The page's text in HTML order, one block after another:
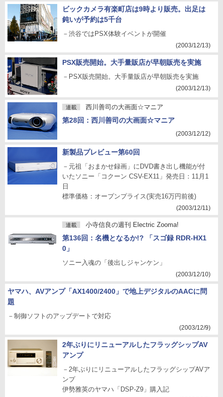
ビックカメラ有楽町店は9時より販売。出足は
鈍いが予約は5千台
－渋谷ではPSX体験イベントが開催
(2003/12/13)
PSX販売開始。大手量販店が早朝販売を実施
－PSX販売開始。大手量販店が早朝販売を実施
(2003/12/13)
連載 西川善司の大画面☆マニア
第28回：西川善司の大画面☆マニア
(2003/12/12)
新製品プレビュー第60回
－元祖「おまかせ録画」にDVD書き出し機能が付
いたソニー「コクーン CSV-EX11」発売日：11月1
日
標準価格：オープンプライス(実売16万円前後)
(2003/12/11)
連載 小寺信良の週刊 Electric Zooma!
第136回：名機となるか!? 「スゴ録 RDR-HX1
0」
ソニー入魂の「後出しジャンケン」
(2003/12/10)
ヤマハ、AVアンプ「AX1400/2400」で地上デジタルのAACに問
題
－制御ソフトのアップデートで対応
(2003/12/9)
2年ぶりにリニューアルしたフラッグシップAV
アンプ
－2年ぶりにリニューアルしたフラッグシップAVア
ンプ
伊勢雅英のヤマハ「DSP-Z9」購入記